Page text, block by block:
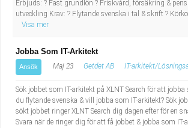
Erbjuds: ? Fast grundlön ? Friskvård, försäkring &
utveckling Krav: ? Flytande svenska i tal & skrift ?
Visa mer
Jobba Som IT-Arkitekt
Ansök Maj 23 Getdet AB IT-arkitekt/
Sök jobbet som IT-arkitekt på XLNT Search för att
du flytande svenska & vill jobba som IT-arkitekt? Sök
sökt jobbet ringer XLNT Search dig dagen efter för en
Svara när de ringer dig för att få jobbet & jobba som IT-